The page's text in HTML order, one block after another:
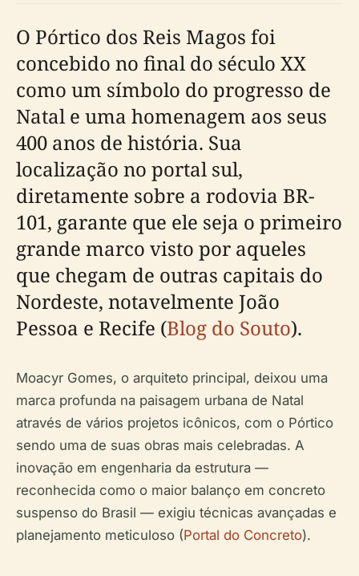
O Pórtico dos Reis Magos foi
concebido no final do século XX
como um símbolo do progresso de
Natal e uma homenagem aos seus
400 anos de história. Sua
localização no portal sul,
diretamente sobre a rodovia BR-
101, garante que ele seja o primeiro
grande marco visto por aqueles
que chegam de outras capitais do
Nordeste, notavelmente João
Pessoa e Recife (Blog do Souto).
Moacyr Gomes, o arquiteto principal, deixou uma
marca profunda na paisagem urbana de Natal
através de vários projetos icônicos, com o Pórtico
sendo uma de suas obras mais celebradas. A
inovação em engenharia da estrutura —
reconhecida como o maior balanço em concreto
suspenso do Brasil — exigiu técnicas avançadas e
planejamento meticuloso (Portal do Concreto).